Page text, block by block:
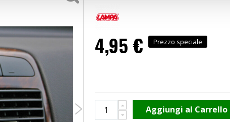
4,95 € Prezzo speciale
Aggiungi al Carrello